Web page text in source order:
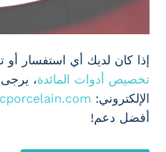
إذا كان لديك أي استفسار أو
تخصيص أدوات المائدة، يرجى
الإلكتروني:
أفضل دعم!